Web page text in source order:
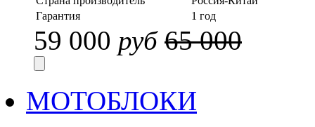
Гарантия
1 год
59 000 руб 65 000
МОТОБЛОКИ